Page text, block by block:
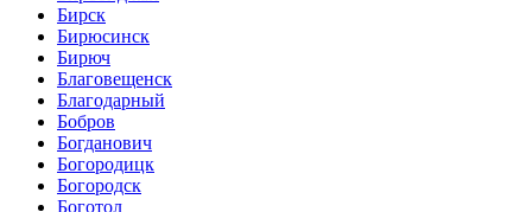
Бирск
Бирюсинск
Бирюч
Благовещенск
Благодарный
Бобров
Богданович
Богородицк
Богородск
Боготол